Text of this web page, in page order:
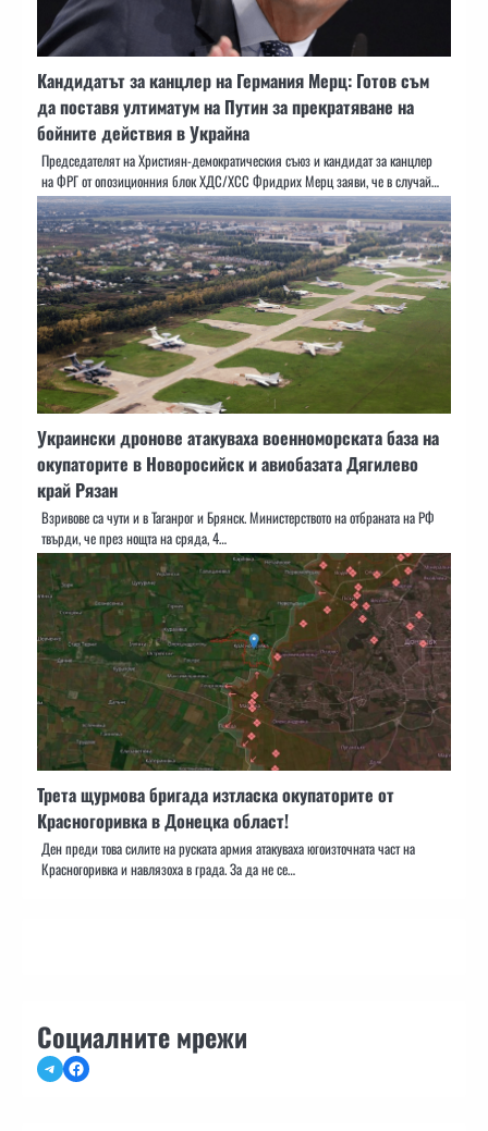
Кандидатът за канцлер на Германия Мерц: Готов съм
да поставя ултиматум на Путин за прекратяване на
бойните действия в Украйна
Председателят на Християн-демократическия съюз и кандидат за канцлер
на ФРГ от опозиционния блок ХДС/ХСС Фридрих Мерц заяви, че в случай…
Украински дронове атакуваха военноморската база на
окупаторите в Новоросийск и авиобазата Дягилево
край Рязан
Взривове са чути и в Таганрог и Брянск. Министерството на отбраната на РФ
твърди, че през нощта на сряда, 4…
Трета щурмова бригада изтласка окупаторите от
Красногоривка в Донецка област!
Ден преди това силите на руската армия атакуваха югоизточната част на
Красногоривка и навлязоха в града. За да не се…
Социалните мрежи
TelegramFacebook